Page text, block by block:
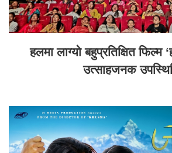
हलमा लाग्यो बहुप्रतिक्षित फिल्म
उत्साहजनक